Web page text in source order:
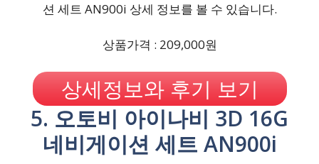
션 세트 AN900i 상세 정보를 볼 수 있습니다.
상품가격 : 209,000원
상세정보와 후기 보기
5. 오토비 아이나비 3D 16G
네비게이션 세트 AN900i